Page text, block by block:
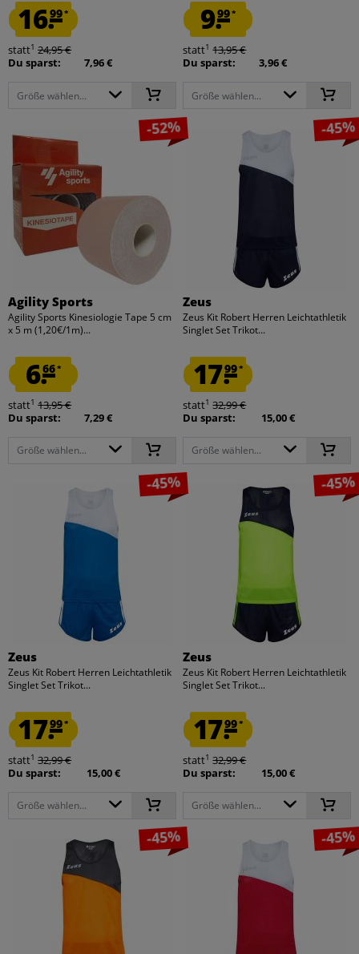
16.99*
statt1 24,95 €
Du sparst:
7,96 €
Größe wählen...
9.99*
statt1 13,95 €
Du sparst:
3,96 €
Größe wählen...
-52%
Agility Sports
Agility Sports Kinesiologie Tape 5 cm
x 5 m (1,20€/1m)...
6.66*
statt1 13,95 €
Du sparst:
7,29 €
Größe wählen...
-45%
Zeus
Zeus Kit Robert Herren Leichtathletik
Singlet Set Trikot...
17.99*
statt1 32,99 €
Du sparst:
15,00 €
Größe wählen...
-45%
Zeus
Zeus Kit Robert Herren Leichtathletik
Singlet Set Trikot...
17.99*
statt1 32,99 €
Du sparst:
15,00 €
Größe wählen...
-45%
Zeus
Zeus Kit Robert Herren Leichtathletik
Singlet Set Trikot...
17.99*
statt1 32,99 €
Du sparst:
15,00 €
Größe wählen...
-45% -45%